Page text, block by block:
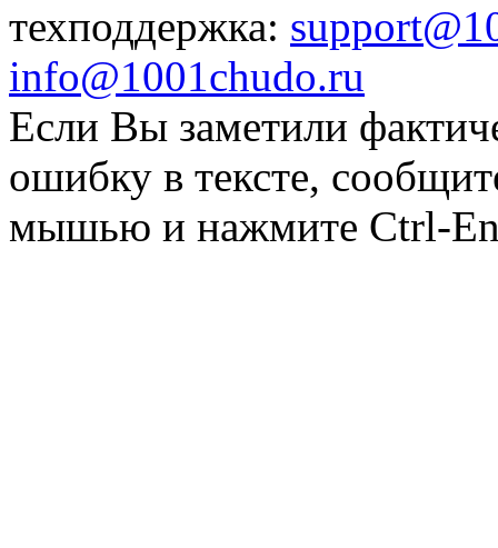
техподдержка:
info@1001chudo.ru
Если Вы заметили
ошибку в тексте,
мышью и нажмите Ctrl-